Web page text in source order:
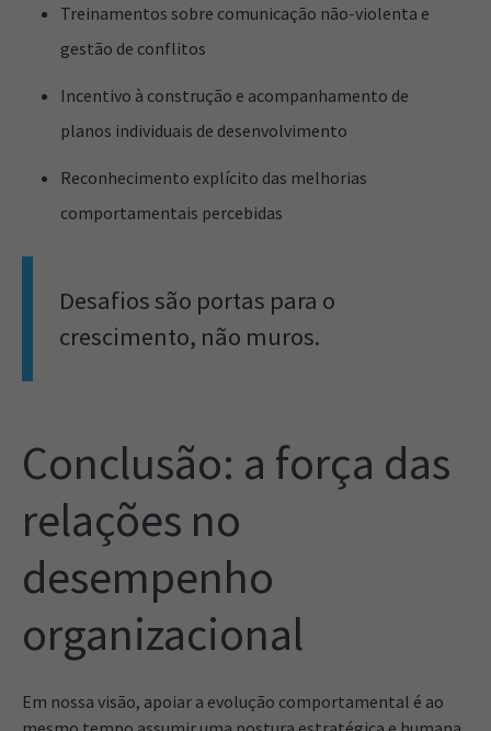
Treinamentos sobre comunicação não-violenta e
gestão de conflitos
Incentivo à construção e acompanhamento de
planos individuais de desenvolvimento
Reconhecimento explícito das melhorias
comportamentais percebidas
Desafios são portas para o
crescimento, não muros.
Conclusão: a força das
relações no
desempenho
organizacional
Em nossa visão, apoiar a evolução comportamental é ao